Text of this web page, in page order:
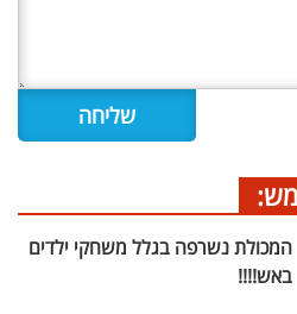
המכולת נשרפה בגלל משחקי ילדים
באש!!!!